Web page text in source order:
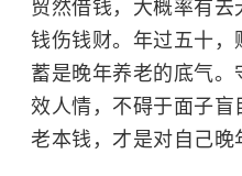
贸然借钱，大概率有
钱伤钱财。年过五十，
蓄是晚年养老的底气
效人情，不碍于面子盲
老本钱，才是对自己晚